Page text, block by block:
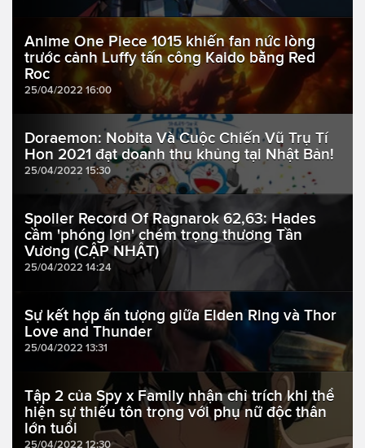
Anime One Piece 1015 khiến fan nức lòng
trước cảnh Luffy tấn công Kaido bằng Red
Roc
25/04/2022 16:00
Doraemon: Nobita Và Cuộc Chiến Vũ Trụ Tí
Hon 2021 đạt doanh thu khủng tại Nhật Bản!
25/04/2022 15:30
Spoiler Record Of Ragnarok 62,63: Hades
cầm 'phóng lợn' chém trọng thương Tần
Vương (CẬP NHẬT)
25/04/2022 14:24
Sự kết hợp ấn tượng giữa Elden Ring và Thor
Love and Thunder
25/04/2022 13:31
Tập 2 của Spy x Family nhận chỉ trích khi thể
hiện sự thiếu tôn trọng với phụ nữ độc thân
lớn tuổi
25/04/2022 12:30